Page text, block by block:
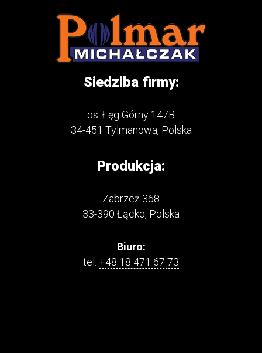
Siedziba firmy:
os. Łęg Górny 147B
34-451 Tylmanowa, Polska
Produkcja:
Zabrzeż 368
33-390 Łącko, Polska
Biuro:
tel: +48 18 471 67 73